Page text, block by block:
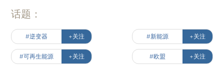
话题：
#逆变器 +关注 #新能源 +关注
#可再生能源 +关注 #欧盟 +关注